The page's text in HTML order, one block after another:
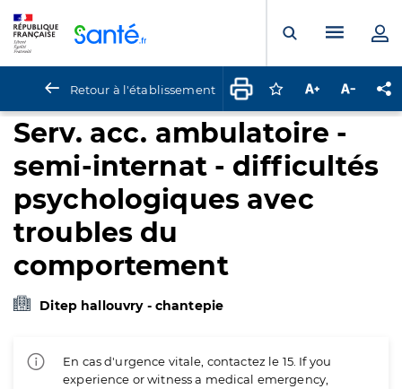
Ouvrir laMenu
Retour à l'établissement Connectez-vous
Augmenter la
Serv. acc. ambulatoire -
semi-internat - difficultés
psychologiques avec
troubles du
comportement
Ditep hallouvry - chantepie
En cas d'urgence vitale, contactez le 15. If you
experience or witness a medical emergency,